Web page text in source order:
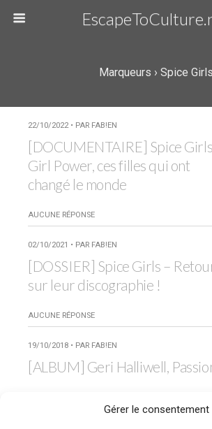
Gérer le consentement
Marqueurs › Spice Girls
22/10/2022 • PAR FAB!EN
[DOCUMENTAIRE] Spice
Girl Power, ces filles qui ont
changé le monde
AUCUNE RÉPONSE
02/10/2021 • PAR FAB!EN
[DOSSIER] Spice Girls –
sur leur discographie !
AUCUNE RÉPONSE
19/10/2018 • PAR FAB!EN
[ALBUM] Geri Halliwell,